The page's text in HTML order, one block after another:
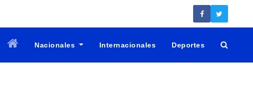
Nacionales Internacionales Deportes